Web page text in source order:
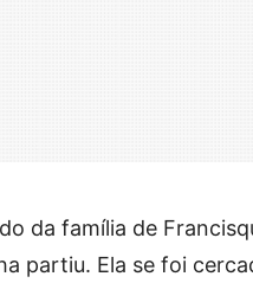
da família de
partiu. Ela se foi